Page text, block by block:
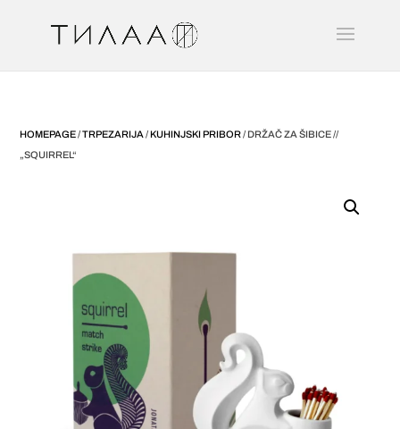
HOMEPAGE/TRPEZARIJA /KUHINJSKI PRIBOR/ DRŽAČ ZA ŠIBICE //
„SQUIRREL“